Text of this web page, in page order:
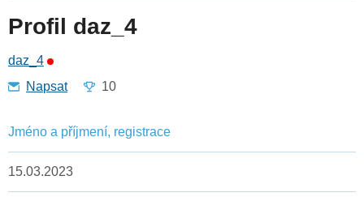
Profil daz_4
daz_4
Napsat
10
Jméno a příjmení, registrace
15.03.2023